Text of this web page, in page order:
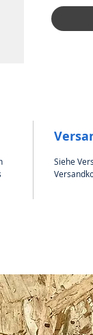
Siehe